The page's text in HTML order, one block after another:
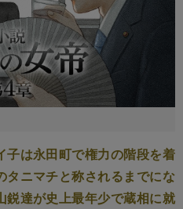
子は永田町で権力の階段を着
タニマチと称されるまでにな
鋭達が史上最年少で蔵相に就